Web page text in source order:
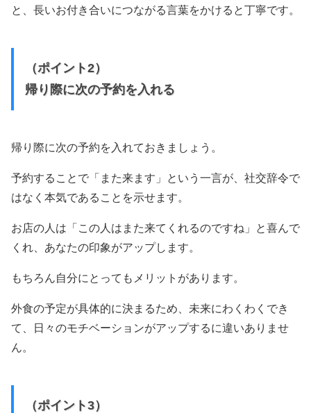
と、長いお付き合いにつながる言葉をかけると丁寧です。
（ポイント2）
帰り際に次の予約を入れる
帰り際に次の予約を入れておきましょう。
予約することで「また来ます」という一言が、社交辞令で
はなく本気であることを示せます。
お店の人は「この人はまた来てくれるのですね」と喜んで
くれ、あなたの印象がアップします。
もちろん自分にとってもメリットがあります。
外食の予定が具体的に決まるため、未来にわくわくでき
て、日々のモチベーションがアップするに違いありませ
ん。
（ポイント3）